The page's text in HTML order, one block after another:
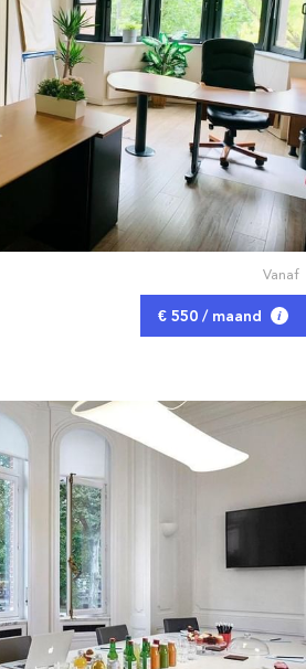
Vanaf
€ 550 / maand